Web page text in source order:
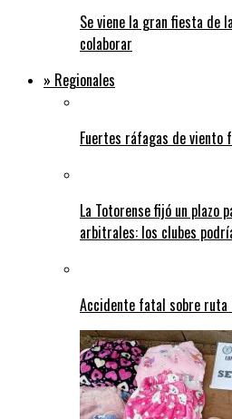
Se viene la gran fiesta de
colaborar
» Regionales
Fuertes ráfagas de
La Totorense fijó un plazo
arbitrales: los clubes
Accidente fatal sobre